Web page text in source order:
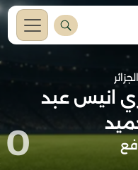
الجزائر
انيس عبد
0